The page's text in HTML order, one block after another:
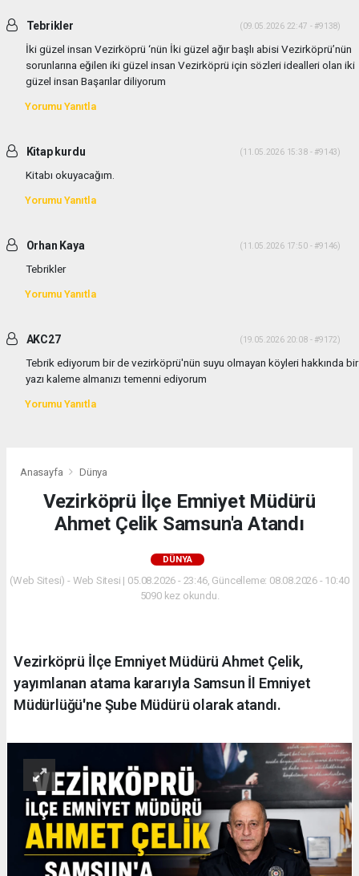
Tebrikler (09.05.2026 22:47 - #9138)
İki güzel insan Vezirköprü ‘nün İki güzel ağır başlı abisi Vezirköprü’nün
sorunlarına eğilen iki güzel insan Vezirköprü için sözleri idealleri olan iki
güzel insan Başarılar diliyorum
Yorumu Yanıtla
Kitap kurdu (11.05.2026 15:38 - #9143)
Kitabı okuyacağım.
Yorumu Yanıtla
Orhan Kaya (11.05.2026 17:50 - #9146)
Tebrikler
Yorumu Yanıtla
AKC27 (19.05.2026 20:08 - #9172)
Tebrik ediyorum bir de vezirköprü'nün suyu olmayan köyleri hakkında bir
yazı kaleme almanızı temenni ediyorum
Yorumu Yanıtla
Anasayfa Dünya
Vezirköprü İlçe Emniyet Müdürü
Ahmet Çelik Samsun'a Atandı
DÜNYA
(Web Sitesi) - Web Sitesi | 05.08.2026 - 23:46, Güncelleme: 08.08.2026 - 10:40
5090 kez okundu.
Vezirköprü İlçe Emniyet Müdürü Ahmet Çelik,
yayımlanan atama kararıyla Samsun İl Emniyet
Müdürlüğü'ne Şube Müdürü olarak atandı.